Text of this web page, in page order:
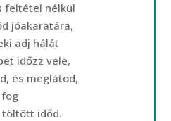
feltétel nélkül
jóakaratára,
adj hálát
időzz vele,
és meglátod,
időd.